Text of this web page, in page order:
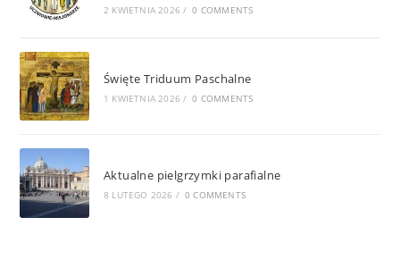
2 KWIETNIA 2026 / 0 COMMENTS
Święte Triduum Paschalne
1 KWIETNIA 2026 / 0 COMMENTS
Aktualne pielgrzymki parafialne
8 LUTEGO 2026 / 0 COMMENTS